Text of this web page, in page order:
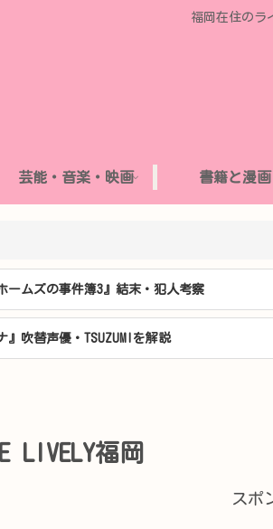
福岡在住のラ
芸能・音楽・映画 書籍と漫画
ームズの事件簿3』結末・犯人考察
』吹替声優・TSUZUMIを解説
LIVELY福岡
スポ